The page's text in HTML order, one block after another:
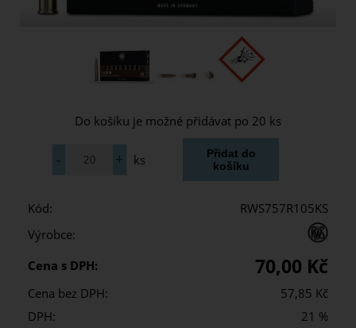
Do košíku je možné přidávat po 20 ks
ks
Kód:
RWS757R105KS
Výrobce:
Cena s DPH:
70,00 Kč
Cena bez DPH:
57,85 Kč
DPH:
21 %